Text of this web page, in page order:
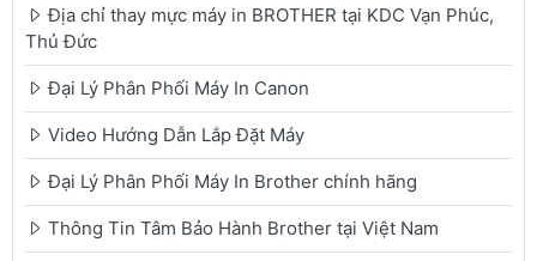
Địa chỉ thay mực máy in BROTHER tại KDC Vạn Phúc,
Thủ Đức
Đại Lý Phân Phối Máy In Canon
Video Hướng Dẫn Lắp Đặt Máy
Đại Lý Phân Phối Máy In Brother chính hãng
Thông Tin Tâm Bảo Hành Brother tại Việt Nam